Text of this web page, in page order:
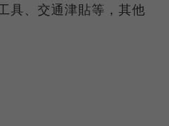
具、交通津貼等，其他